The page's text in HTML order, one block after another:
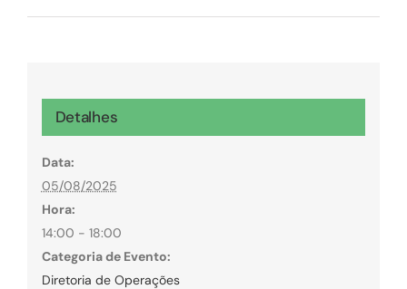
Detalhes
Data:
05/08/2025
Hora:
14:00 - 18:00
Categoria de Evento:
Diretoria de Operações